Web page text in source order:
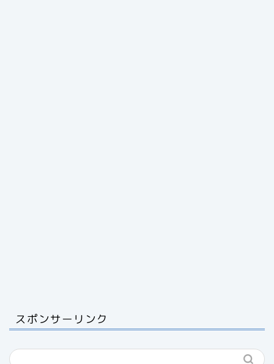
スポンサーリンク